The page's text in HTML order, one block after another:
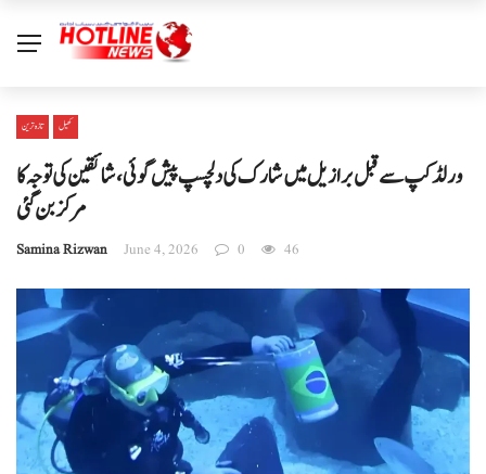
تازہ ترین کھیل
ورلڈ کپ سے قبل برازیل میں شارک کی دلچسپ پیش گوئی، شائقین کی توجہ کا
مرکز بن گئی
Samina Rizwan June 4, 2026 0 46